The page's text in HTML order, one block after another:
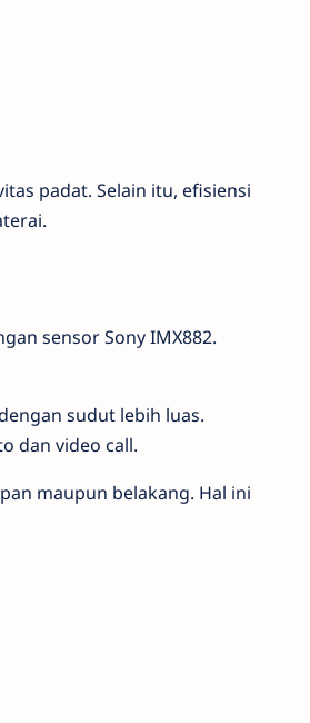
padat. Selain itu, efisiensi
sensor Sony IMX882.
sudut lebih luas.
dan video call.
maupun belakang. Hal ini